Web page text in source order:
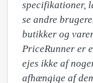
specifikationer,
se andre
butikker og
PriceRunner er
ejes ikke af
afhængige af